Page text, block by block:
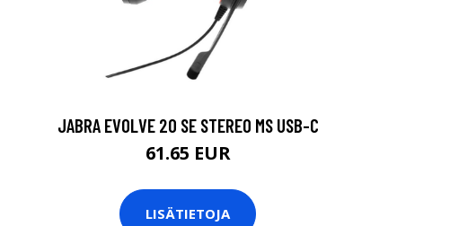
JABRA EVOLVE 20 SE STEREO MS USB-C
61.65 EUR
LISÄTIETOJA